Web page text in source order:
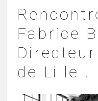
Fabrice
Directeur
de Lille !